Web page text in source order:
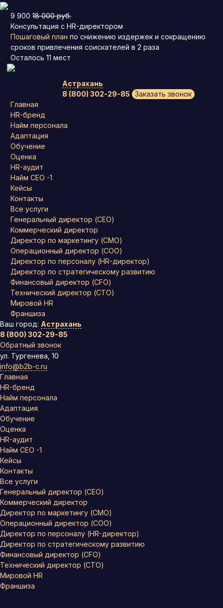
9 900 18 000 руб.
Консультация с HR-директором
Пошаговый план по снижению издержек и сокращению
сроков привлечения соискателей в 2 раза
Осталось 11 мест
Астрахань
8 (800) 302-29-85
Заказать звонок
Главная
HR-бренд
Найм персонала
Адаптация
Обучение
Оценка
HR-аудит
Найм СЕО -1
Кейсы
Контакты
Все услуги
Генеральный директор (CEO)
Коммерческий директор
Директор по маркетингу (CMO)
Операционный директор (COO)
Директор по персоналу (HR-директор)
Директор по стратегическому развитию
Финансовый директор (CFO)
Технический директор (CTO)
Мировой HR
Франшиза
Ваш город: Астрахань
8 (800) 302-29-85
Обратный звонок
ул. Тургенева, 10
info@b2b-c.ru
Главная
HR-бренд
Найм персонала
Адаптация
Обучение
Оценка
HR-аудит
Найм СЕО -1
Кейсы
Контакты
Все услуги
Генеральный директор (CEO)
Коммерческий директор
Директор по маркетингу (CMO)
Операционный директор (COO)
Директор по персоналу (HR-директор)
Директор по стратегическому развитию
Финансовый директор (CFO)
Технический директор (CTO)
Мировой HR
Франшиза